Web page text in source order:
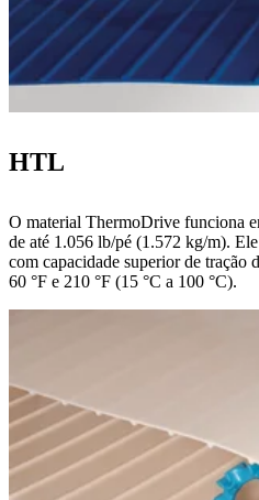
HTL
O material ThermoDrive funciona
de até 1.056 lb/pé (1.572 kg/m).
com capacidade superior de tração
60 °F e 210 °F (15 °C a 100 °C).